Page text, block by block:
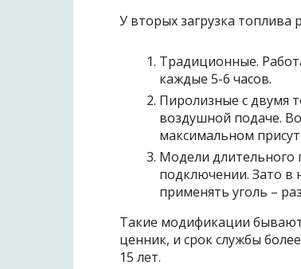
У вторых загрузка топлива
Традиционные.
каждые 5-6 часов.
Пиролизные с двумя
воздушной подаче.
максимальном
Модели длительного
подключении. Зато в
применять уголь –
Такие модификации
ценник, и срок службы
15 лет.